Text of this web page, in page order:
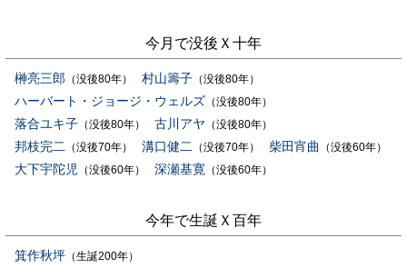
今月で没後Ｘ十年
榊亮三郎 （没後80年） 村山籌子 （没後80年）
ハーバート・ジョージ・ウェルズ （没後80年）
落合ユキ子 （没後80年） 古川アヤ （没後80年）
邦枝完二 （没後70年） 溝口健二 （没後70年） 柴田宵曲 （没後60年）
大下宇陀児 （没後60年） 深瀬基寛 （没後60年）
今年で生誕Ｘ百年
箕作秋坪 （生誕200年）